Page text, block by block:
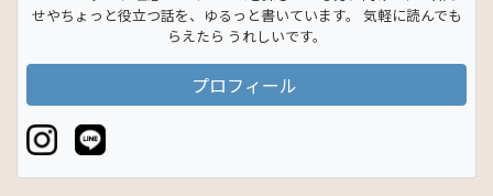
せやちょっと役立つ話を、ゆるっと書いています。 気軽に読んでも
らえたら うれしいです。
プロフィール